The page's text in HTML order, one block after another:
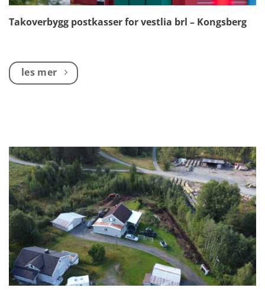
Takoverbygg postkasser for vestlia brl – Kongsberg
les mer